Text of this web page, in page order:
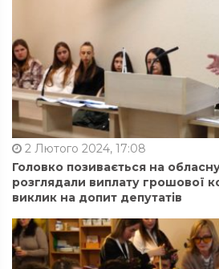
2 Лютого 2024, 17:08
Головко позивається на
розглядали виплату грошової
виклик на допит депутатів